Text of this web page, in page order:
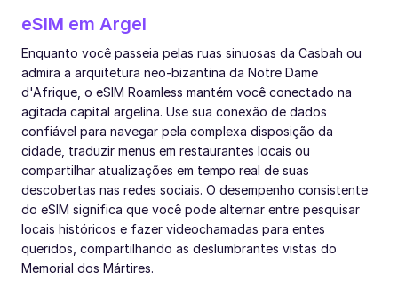
eSIM em Argel
Enquanto você passeia pelas ruas sinuosas da Casbah ou
admira a arquitetura neo-bizantina da Notre Dame
d'Afrique, o eSIM Roamless mantém você conectado na
agitada capital argelina. Use sua conexão de dados
confiável para navegar pela complexa disposição da
cidade, traduzir menus em restaurantes locais ou
compartilhar atualizações em tempo real de suas
descobertas nas redes sociais. O desempenho consistente
do eSIM significa que você pode alternar entre pesquisar
locais históricos e fazer videochamadas para entes
queridos, compartilhando as deslumbrantes vistas do
Memorial dos Mártires.